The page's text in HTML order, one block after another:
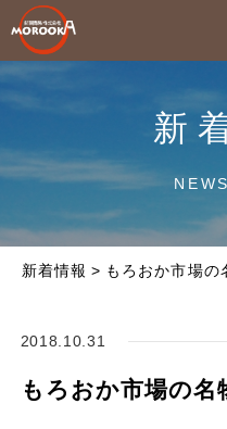
新
新着情報 > もろおか市場の
2018.10.31
もろおか市場の名